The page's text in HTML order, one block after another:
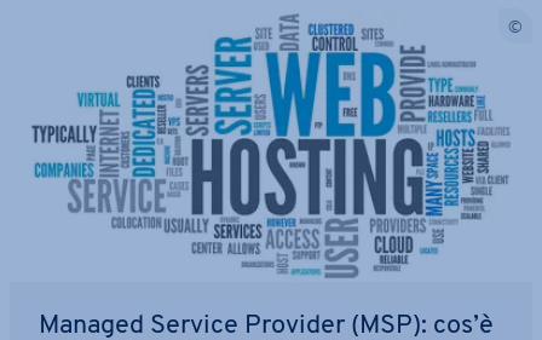
Managed Service Provider (MSP): cos’è